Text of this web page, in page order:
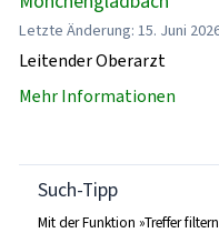
Letzte Änderung: 15. Juni
Leitender Oberarzt
Mehr Informationen
Such-Tipp
Mit der Funktion »Treffer